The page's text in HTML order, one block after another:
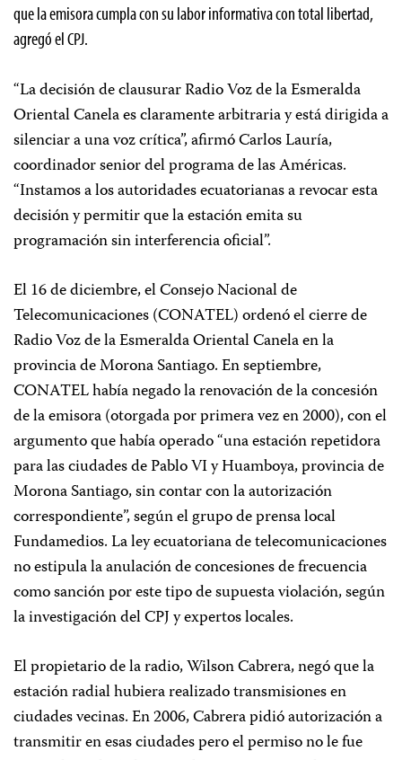
que la emisora cumpla con su labor informativa con total libertad,
agregó el CPJ.
“La decisión de clausurar Radio Voz de la Esmeralda
Oriental Canela es claramente arbitraria y está dirigida a
silenciar a una voz crítica”, afirmó Carlos Lauría,
coordinador senior del programa de las Américas.
“Instamos a los autoridades ecuatorianas a revocar esta
decisión y permitir que la estación emita su
programación sin interferencia oficial”.
El 16 de diciembre, el Consejo Nacional de
Telecomunicaciones (CONATEL) ordenó el cierre de
Radio Voz de la Esmeralda Oriental Canela en la
provincia de Morona Santiago. En septiembre,
CONATEL había negado la renovación de la concesión
de la emisora (otorgada por primera vez en 2000), con el
argumento que había operado “una estación repetidora
para las ciudades de Pablo VI y Huamboya, provincia de
Morona Santiago, sin contar con la autorización
correspondiente”, según el grupo de prensa local
Fundamedios. La ley ecuatoriana de telecomunicaciones
no estipula la anulación de concesiones de frecuencia
como sanción por este tipo de supuesta violación, según
la investigación del CPJ y expertos locales.
El propietario de la radio, Wilson Cabrera, negó que la
estación radial hubiera realizado transmisiones en
ciudades vecinas. En 2006, Cabrera pidió autorización a
transmitir en esas ciudades pero el permiso no le fue